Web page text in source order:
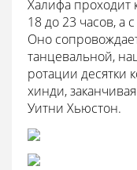
Халифа проходит
18 до 23 часов, а
Оно
танцевальной,
ротации десятки
хинди,
Уитни Хьюстон.